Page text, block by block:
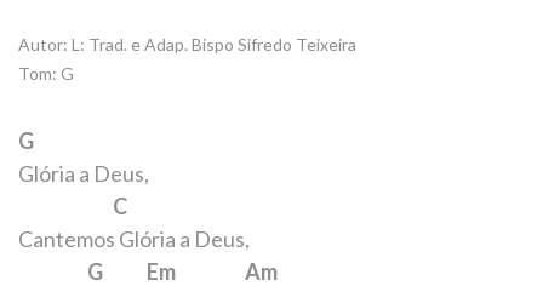
Autor: L: Trad. e Adap. Bispo Sifredo Teixeira
Tom: G
G
Glória a Deus,
C
Cantemos Glória a Deus,
G Em Am